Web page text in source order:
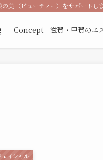
美（ビューティー）をサポート
Concept｜滋賀・甲賀の
ェイシャル